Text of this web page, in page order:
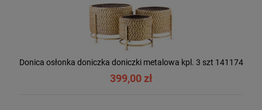
Donica osłonka doniczka doniczki metalowa kpl. 3 szt 141174
399,00 zł